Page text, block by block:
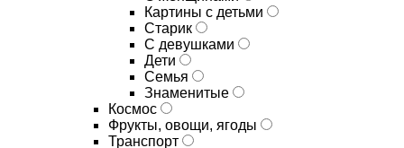
Картины с детьми
Старик
С девушками
Дети
Семья
Знаменитые
Космос
Фрукты, овощи, ягоды
Транспорт